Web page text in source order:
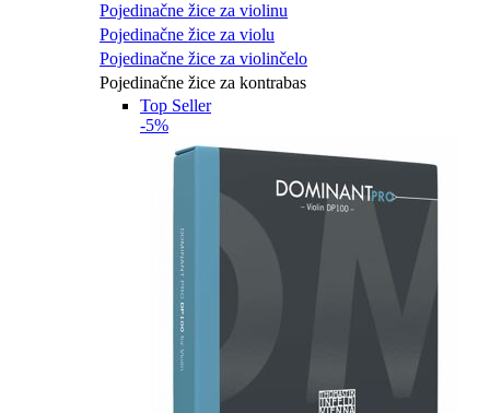
Pojedinačne žice za violinu
Pojedinačne žice za violu
Pojedinačne žice za violinčelo
Pojedinačne žice za kontrabas
Top Seller
-5%